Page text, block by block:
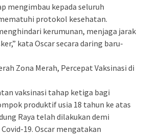
mengimbau kepada seluruh
protokol kesehatan.
kerumunan, menjaga jarak
kata Oscar secara daring baru-
Zona Merah, Percepat Vaksinasi di
vaksinasi tahap ketiga bagi
produktif usia 18 tahun ke atas
Raya telah dilakukan demi
19. Oscar mengatakan